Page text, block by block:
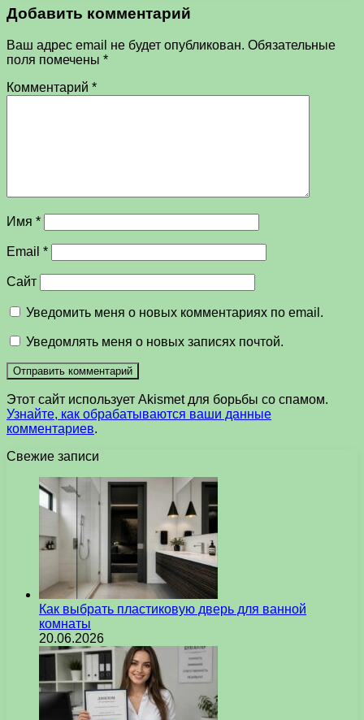
Добавить комментарий
Ваш адрес email не будет опубликован. Обязательные
поля помечены *
Комментарий *
Имя *
Email *
Сайт
Уведомить меня о новых комментариях по email.
Уведомлять меня о новых записях почтой.
Этот сайт использует Akismet для борьбы со спамом.
Узнайте, как обрабатываются ваши данные
комментариев.
Свежие записи
Как выбрать пластиковую дверь для ванной
комнаты
20.06.2026